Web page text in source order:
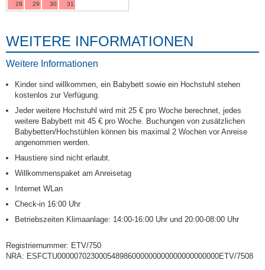
28
29 30 31
WEITERE INFORMATIONEN
Weitere Informationen
Kinder sind willkommen, ein Babybett sowie ein Hochstuhl stehen
kostenlos zur Verfügung.
Jeder weitere Hochstuhl wird mit 25 € pro Woche berechnet, jedes
weitere Babybett mit 45 € pro Woche. Buchungen von zusätzlichen
Babybetten/Hochstühlen können bis maximal 2 Wochen vor Anreise
angenommen werden.
Haustiere sind nicht erlaubt.
Willkommenspaket am Anreisetag
Internet WLan
Check-in 16:00 Uhr
Betriebszeiten Klimaanlage: 14:00-16:00 Uhr und 20:00-08:00 Uhr
Registriernummer: ETV/750
NRA: ESFCTU000007023000548986000000000000000000000ETV/7508